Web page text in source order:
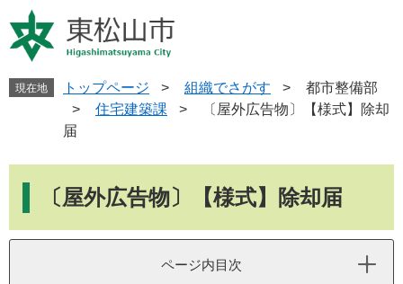
ー
ジ
ニ
ュ
現在地 トップページ > 組織でさがす >
都市整備部
>
住宅建築課 >
〔屋外広告物〕【様式】除却
届
〔屋外広告物〕【様式】除却届
ページ内目次